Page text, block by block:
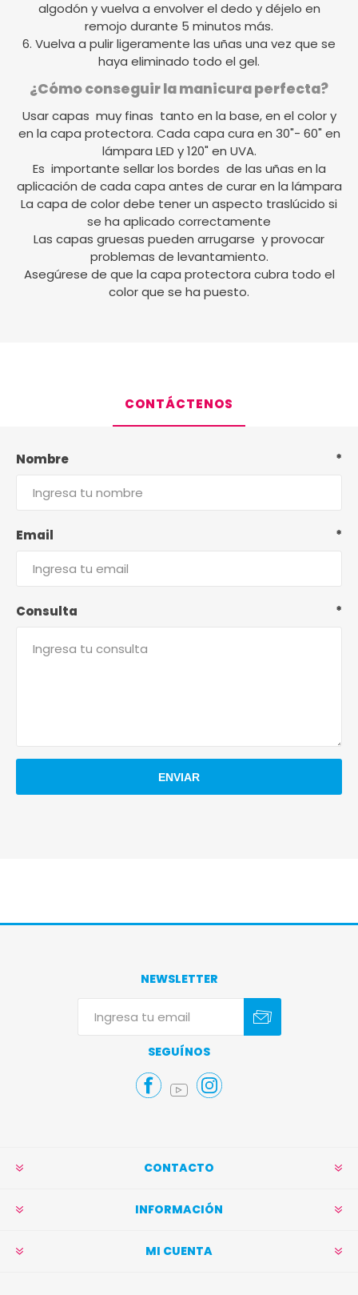
algodón y vuelva a envolver el dedo y déjelo en
remojo durante 5 minutos más.
6. Vuelva a pulir ligeramente las uñas una vez que se
haya eliminado todo el gel.
¿Cómo conseguir la manicura perfecta?
Usar capas muy finas tanto en la base, en el color y
en la capa protectora. Cada capa cura en 30"- 60" en
lámpara LED y 120" en UVA.
Es importante sellar los bordes de las uñas en la
aplicación de cada capa antes de curar en la lámpara
La capa de color debe tener un aspecto traslúcido si
se ha aplicado correctamente
Las capas gruesas pueden arrugarse y provocar
problemas de levantamiento.
Asegúrese de que la capa protectora cubra todo el
color que se ha puesto.
CONTÁCTENOS
Nombre *
Email *
Consulta *
NEWSLETTER
SEGUÍNOS
CONTACTO
INFORMACIÓN
MI CUENTA